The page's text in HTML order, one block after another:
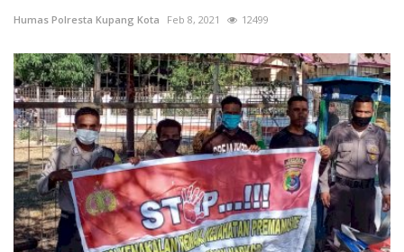
Humas Polresta Kupang Kota Feb 8, 2021 12499